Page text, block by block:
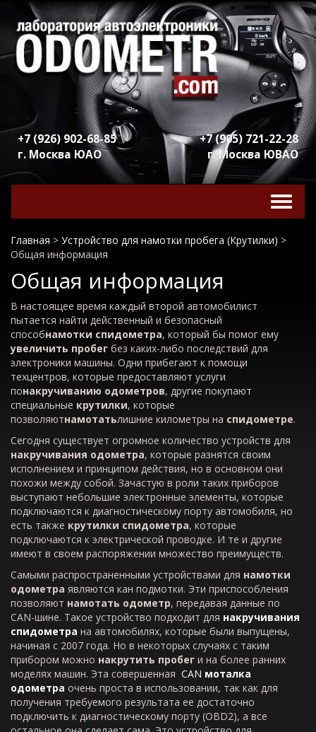
+7 (926) 902-68-85
г. Москва ЮАО
+7 (905) 721-22-28
г. Москва ЮВАО
Главная > Устройство для намотки пробега (Крутилки) >
Общая информация
Общая информация
В настоящее время каждый второй автомобилист
пытается найти действенный и безопасный
способнамотки спидометра, который бы помог ему
увеличить пробег без каких-либо последствий для
электроники машины. Одни прибегают к помощи
техцентров, которые предоставляют услуги
понакручиванию одометров, другие покупают
специальные крутилки, которые
позволяютнамотатьлишние километры на спидометре.
Сегодня существует огромное количество устройств для
накручивания одометра, которые разнятся своим
исполнением и принципом действия, но в основном они
похожи между собой. Зачастую в роли таких приборов
выступают небольшие электронные элементы, которые
подключаются к диагностическому порту автомобиля, но
есть также крутилки спидометра, которые
подключаются к электрической проводке. И те и другие
имеют в своем распоряжении множество преимуществ.
Самыми распространенными устройствами для намотки
одометра являются кан подмотки. Эти приспособления
позволяют намотать одометр, передавая данные по
CAN-шине. Такое устройство подходит для накручивания
спидометра на автомобилях, которые были выпущены,
начиная с 2007 года. Но в некоторых случаях с таким
прибором можно накрутить пробег и на более ранних
моделях машин. Эта совершенная CAN моталка
одометра очень проста в использовании, так как для
получения требуемого результата ее достаточно
подключить к диагностическому порту (OBD2), а все